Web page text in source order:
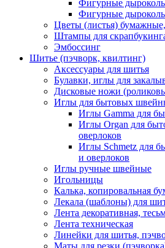
Фигурные
Фигурные
Цветы (листья)
Штампы для
Эмбоссинг
Шитье (пэчворк, квилтинг)
Аксессуары для шитья
Булавки, иглы для
Дисковые ножи
Иглы для бытовых
Иглы Gamma для
Иглы Organ для
оверлоков
Иглы Schmetz для
и оверлоков
Иглы ручные швейные
Игольницы
Калька, копировальная
Лекала (шаблоны) для
Лента декоративная,
Лента техническая
Линейки для шитья,
Маты для резки